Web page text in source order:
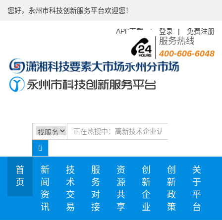
您好，永州市科技创新服务平台欢迎您！
APP下载 | 登录 | 免费注册
服务热线
400-606-6048
首
页
新
闻
资
讯
技
术
交
易
服
务
对
接
资
源
共
享
创
新
企
业
创
新
政
策
关
于
平
台